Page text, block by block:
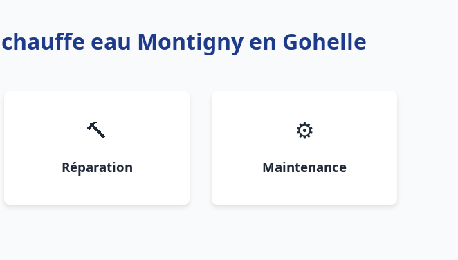
eau Montigny en Gohelle
🔨
Réparation
⚙️
Maintenance